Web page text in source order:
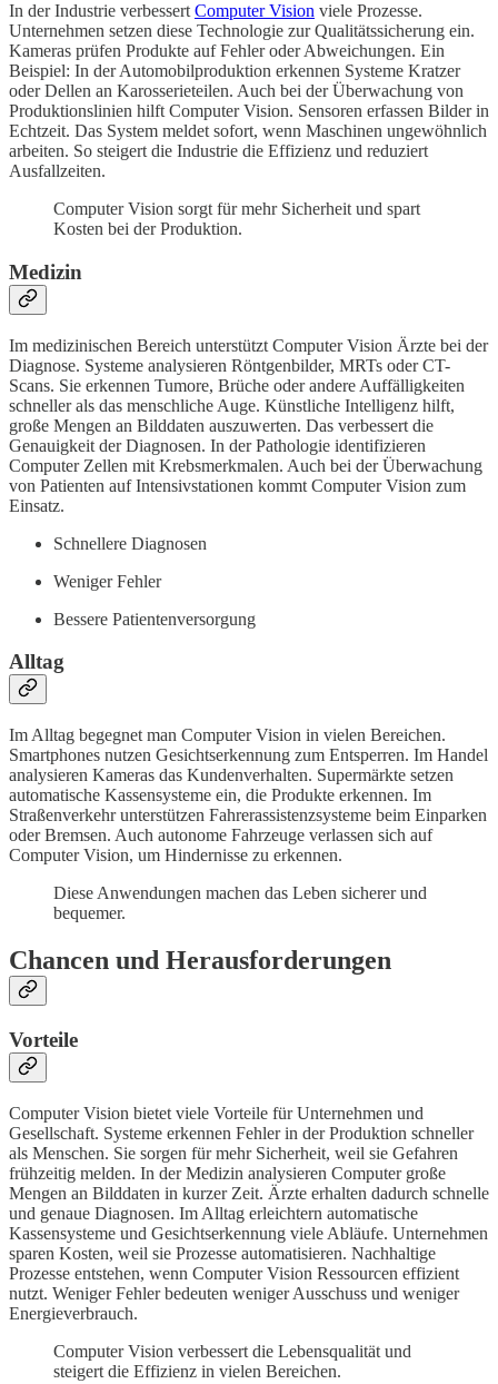
In der Industrie verbessert Computer Vision viele Prozesse.
Unternehmen setzen diese Technologie zur Qualitätssicherung ein.
Kameras prüfen Produkte auf Fehler oder Abweichungen. Ein
Beispiel: In der Automobilproduktion erkennen Systeme Kratzer
oder Dellen an Karosserieteilen. Auch bei der Überwachung von
Produktionslinien hilft Computer Vision. Sensoren erfassen Bilder in
Echtzeit. Das System meldet sofort, wenn Maschinen ungewöhnlich
arbeiten. So steigert die Industrie die Effizienz und reduziert
Ausfallzeiten.
Computer Vision sorgt für mehr Sicherheit und spart
Kosten bei der Produktion.
Medizin
Im medizinischen Bereich unterstützt Computer Vision Ärzte bei der
Diagnose. Systeme analysieren Röntgenbilder, MRTs oder CT-
Scans. Sie erkennen Tumore, Brüche oder andere Auffälligkeiten
schneller als das menschliche Auge. Künstliche Intelligenz hilft,
große Mengen an Bilddaten auszuwerten. Das verbessert die
Genauigkeit der Diagnosen. In der Pathologie identifizieren
Computer Zellen mit Krebsmerkmalen. Auch bei der Überwachung
von Patienten auf Intensivstationen kommt Computer Vision zum
Einsatz.
Schnellere Diagnosen
Weniger Fehler
Bessere Patientenversorgung
Alltag
Im Alltag begegnet man Computer Vision in vielen Bereichen.
Smartphones nutzen Gesichtserkennung zum Entsperren. Im Handel
analysieren Kameras das Kundenverhalten. Supermärkte setzen
automatische Kassensysteme ein, die Produkte erkennen. Im
Straßenverkehr unterstützen Fahrerassistenzsysteme beim Einparken
oder Bremsen. Auch autonome Fahrzeuge verlassen sich auf
Computer Vision, um Hindernisse zu erkennen.
Diese Anwendungen machen das Leben sicherer und
bequemer.
Chancen und Herausforderungen
Vorteile
Computer Vision bietet viele Vorteile für Unternehmen und
Gesellschaft. Systeme erkennen Fehler in der Produktion schneller
als Menschen. Sie sorgen für mehr Sicherheit, weil sie Gefahren
frühzeitig melden. In der Medizin analysieren Computer große
Mengen an Bilddaten in kurzer Zeit. Ärzte erhalten dadurch schnelle
und genaue Diagnosen. Im Alltag erleichtern automatische
Kassensysteme und Gesichtserkennung viele Abläufe. Unternehmen
sparen Kosten, weil sie Prozesse automatisieren. Nachhaltige
Prozesse entstehen, wenn Computer Vision Ressourcen effizient
nutzt. Weniger Fehler bedeuten weniger Ausschuss und weniger
Energieverbrauch.
Computer Vision verbessert die Lebensqualität und
steigert die Effizienz in vielen Bereichen.